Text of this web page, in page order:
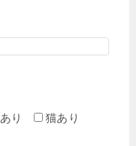
り 猫あり